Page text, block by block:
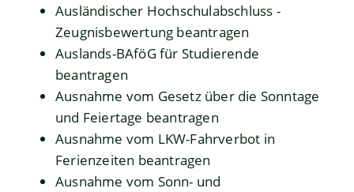
Ausländischer Hochschulabschluss -
Zeugnisbewertung beantragen
Auslands-BAföG für Studierende
beantragen
Ausnahme vom Gesetz über die Sonntage
und Feiertage beantragen
Ausnahme vom LKW-Fahrverbot in
Ferienzeiten beantragen
Ausnahme vom Sonn- und